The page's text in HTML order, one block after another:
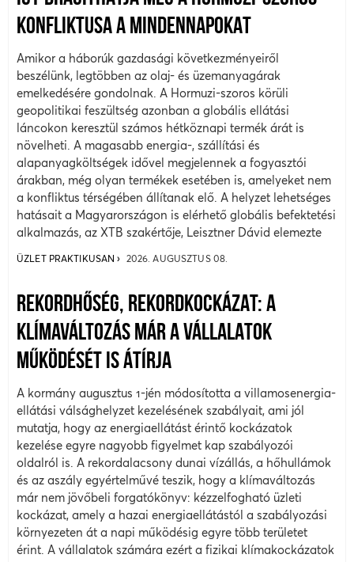
KONFLIKTUSA A MINDENNAPOKAT
Amikor a háborúk gazdasági következményeiről
beszélünk, legtöbben az olaj- és üzemanyagárak
emelkedésére gondolnak. A Hormuzi-szoros körüli
geopolitikai feszültség azonban a globális ellátási
láncokon keresztül számos hétköznapi termék árát is
növelheti. A magasabb energia-, szállítási és
alapanyagköltségek idővel megjelennek a fogyasztói
árakban, még olyan termékek esetében is, amelyeket nem
a konfliktus térségében állítanak elő. A helyzet lehetséges
hatásait a Magyarországon is elérhető globális befektetési
alkalmazás, az XTB szakértője, Leisztner Dávid elemezte
ÜZLET PRAKTIKUSAN 2026. AUGUSZTUS 08.
REKORDHŐSÉG, REKORDKOCKÁZAT: A
KLÍMAVÁLTOZÁS MÁR A VÁLLALATOK
MŰKÖDÉSÉT IS ÁTÍRJA
A kormány augusztus 1-jén módosította a villamosenergia-
ellátási válsághelyzet kezelésének szabályait, ami jól
mutatja, hogy az energiaellátást érintő kockázatok
kezelése egyre nagyobb figyelmet kap szabályozói
oldalról is. A rekordalacsony dunai vízállás, a hőhullámok
és az aszály egyértelművé teszik, hogy a klímaváltozás
már nem jövőbeli forgatókönyv: kézzelfogható üzleti
kockázat, amely a hazai energiaellátástól a szabályozási
környezeten át a napi működésig egyre több területet
érint. A vállalatok számára ezért a fizikai klímakockázatok